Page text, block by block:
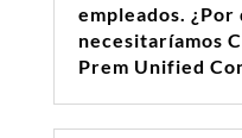
empleados. ¿Por
necesitaríamos
Prem Unified